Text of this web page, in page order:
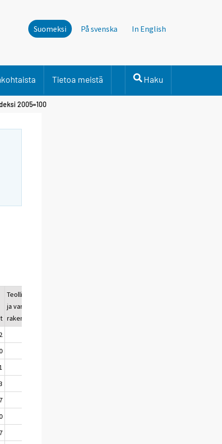
Suomeksi På svenska In English
Tietoa meistä Haku
2005=100
Teollisuus-
ja varasto-
rakennukset